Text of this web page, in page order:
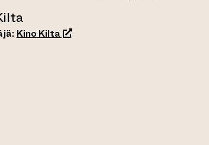
Kino Kilta(siirtyy toiseen verkkopalveluun)